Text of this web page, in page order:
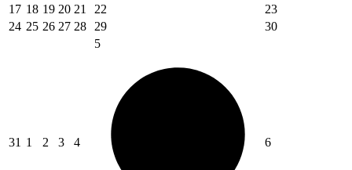
17 18 19 20 21 22
23
24 25 26 27 28 29 30
31 1 2 3 4
5
6